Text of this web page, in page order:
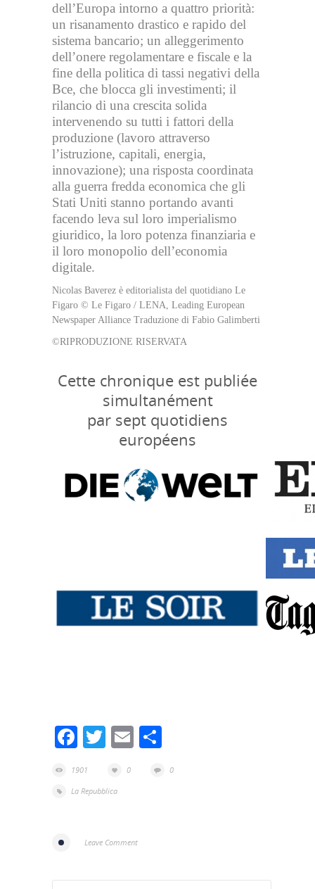
dell’Europa intorno a quattro priorità:
un risanamento drastico e rapido del
sistema bancario; un alleggerimento
dell’onere regolamentare e fiscale e la
fine della politica di tassi negativi della
Bce, che blocca gli investimenti; il
rilancio di una crescita solida
intervenendo su tutti i fattori della
produzione (lavoro attraverso
l’istruzione, capitali, energia,
innovazione); una risposta coordinata
alla guerra fredda economica che gli
Stati Uniti stanno portando avanti
facendo leva sul loro imperialismo
giuridico, la loro potenza finanziaria e
il loro monopolio dell’economia
digitale.
Nicolas Baverez è editorialista del quotidiano Le
Figaro © Le Figaro / LENA, Leading European
Newspaper Alliance Traduzione di Fabio Galimberti
©RIPRODUZIONE RISERVATA
Cette chronique est publiée
simultanément
par sept quotidiens
européens
Facebook
TwitterEmail
1901 0
0
La Repubblica
Leave Comment